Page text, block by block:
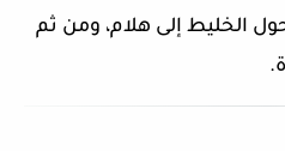
الخليط إلى هلام، ومن ثم